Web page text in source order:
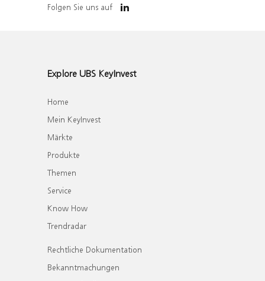
Folgen Sie uns auf
Explore UBS KeyInvest
Home
Mein KeyInvest
Märkte
Produkte
Themen
Service
Know How
Trendradar
Rechtliche Dokumentation
Bekanntmachungen